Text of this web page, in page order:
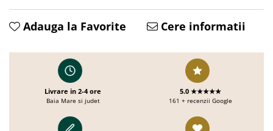
Adauga la Favorite Cere informatii
Livrare in 2-4 ore
Baia Mare si judet
5.0 ★★★★★
161 + recenzii Google